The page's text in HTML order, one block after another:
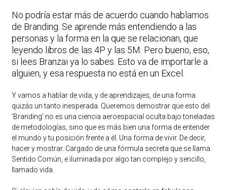
No podría estar más de acuerdo cuando hablamos
de Branding. Se aprende más entendiendo a las
personas y la forma en la que se relacionan, que
leyendo libros de las 4P y las 5M. Pero bueno, eso,
si lees Branzai ya lo sabes. Esto va de importarle a
alguien, y esa respuesta no está en un Excel.
Y vamos a hablar de vida, y de aprendizajes, de una forma
quizás un tanto inesperada. Queremos demostrar que esto del
‘Branding’ no es una ciencia aeroespacial oculta bajo toneladas
de metodologías, sino que es más bien una forma de entender
el mundo y tu posición frente a él. Una forma de vivir. De decir,
hacer y mostrar. Cargado de una fórmula secreta que se llama
Sentido Común, e iluminada por algo tan complejo y sencillo,
llamado vida.